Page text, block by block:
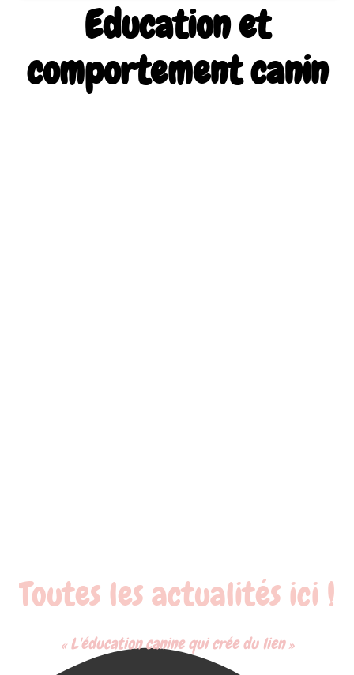
Education et
comportement canin
Toutes les actualités ici !
« L'éducation canine qui crée du lien »